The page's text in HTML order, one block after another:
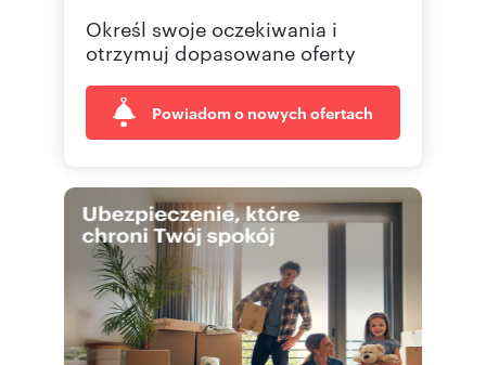
Określ swoje oczekiwania i
otrzymuj dopasowane oferty
Powiadom o nowych ofertach